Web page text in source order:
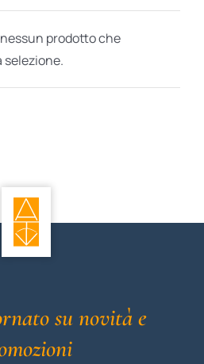
prodotto che
selezione.
su novità e